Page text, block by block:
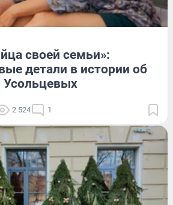
своей семьи»:
детали в истории об
Усольцевых
2 524 1